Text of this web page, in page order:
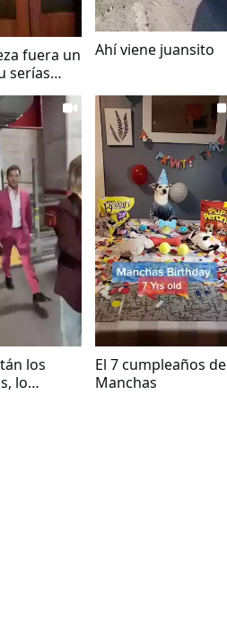
fuera un
serías
Ahí viene juansito
los
lo
El 7 cumpleaños de
Manchas